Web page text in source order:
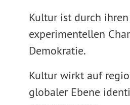
Kultur ist durch
experimentellen
Demokratie.
Kultur wirkt auf
globaler Ebene